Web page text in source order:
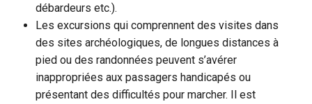
débardeurs etc.).
Les excursions qui comprennent des visites dans
des sites archéologiques, de longues distances à
pied ou des randonnées peuvent s’avérer
inappropriées aux passagers handicapés ou
présentant des difficultés pour marcher. Il est